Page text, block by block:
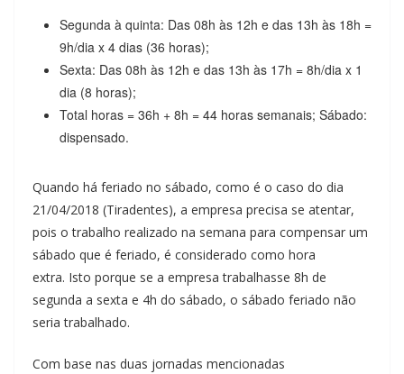
Segunda à quinta: Das 08h às 12h e das 13h às 18h =
9h/dia x 4 dias (36 horas);
Sexta: Das 08h às 12h e das 13h às 17h = 8h/dia x 1
dia (8 horas);
Total horas = 36h + 8h = 44 horas semanais; Sábado:
dispensado.
Quando há feriado no sábado, como é o caso do dia
21/04/2018 (Tiradentes), a empresa precisa se atentar,
pois o trabalho realizado na semana para compensar um
sábado que é feriado, é considerado como hora
extra. Isto porque se a empresa trabalhasse 8h de
segunda a sexta e 4h do sábado, o sábado feriado não
seria trabalhado.
Com base nas duas jornadas mencionadas